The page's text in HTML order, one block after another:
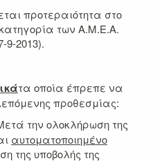
προτεραιότητα στο
των Α.Μ.Ε.Α.
9-2013).
τα οποία έπρεπε να
προθεσμίας:
την ολοκλήρωση της
αυτοματοποιημένο
της υποβολής της